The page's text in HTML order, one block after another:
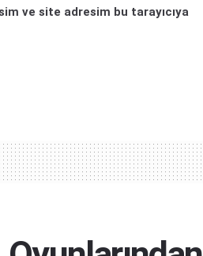
ve site adresim bu tarayıcıya